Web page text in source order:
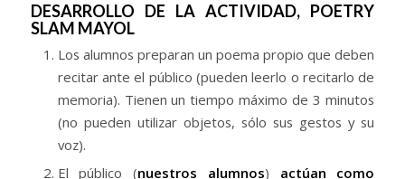
DESARROLLO DE LA ACTIVIDAD, POETRY
SLAM MAYOL
Los alumnos preparan un poema propio que deben
recitar ante el público (pueden leerlo o recitarlo de
memoria). Tienen un tiempo máximo de 3 minutos
(no pueden utilizar objetos, sólo sus gestos y su
voz).
El público (nuestros alumnos) actúan como